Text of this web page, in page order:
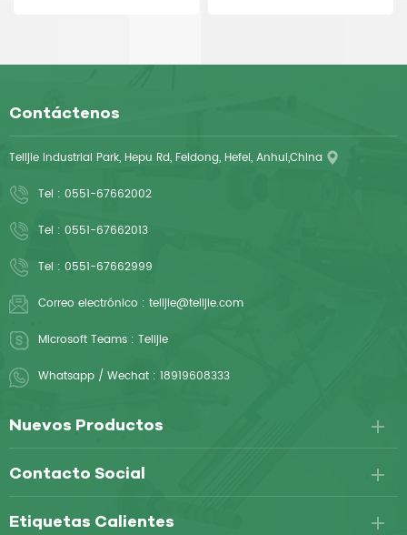
o almohadilla de
entrenamiento.
Contáctenos
Telijie Industrial Park, Hepu Rd, Feidong, Hefei, Anhui,China
Tel : 0551-67662002
Tel : 0551-67662013
Tel : 0551-67662999
Correo electrónico : telijie@telijie.com
Microsoft Teams : Telijie
Whatsapp / Wechat : 18919608333
Nuevos Productos
Contacto Social
Etiquetas Calientes